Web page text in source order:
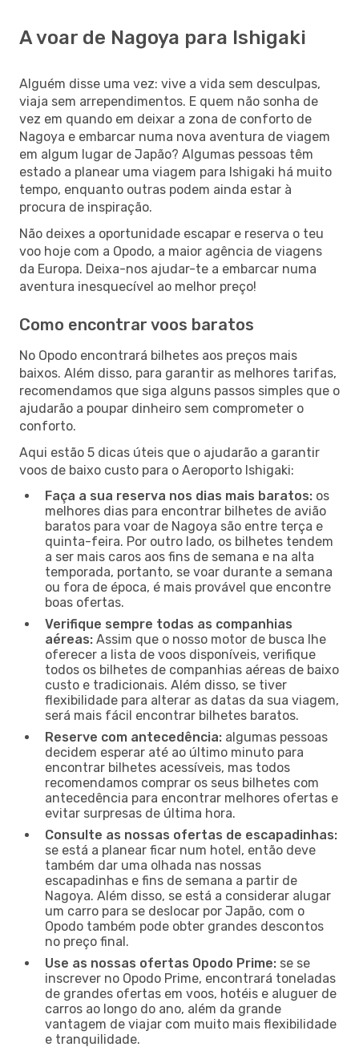
A voar de Nagoya para Ishigaki
Alguém disse uma vez: vive a vida sem desculpas,
viaja sem arrependimentos. E quem não sonha de
vez em quando em deixar a zona de conforto de
Nagoya e embarcar numa nova aventura de viagem
em algum lugar de Japão? Algumas pessoas têm
estado a planear uma viagem para Ishigaki há muito
tempo, enquanto outras podem ainda estar à
procura de inspiração.
Não deixes a oportunidade escapar e reserva o teu
voo hoje com a Opodo, a maior agência de viagens
da Europa. Deixa-nos ajudar-te a embarcar numa
aventura inesquecível ao melhor preço!
Como encontrar voos baratos
No Opodo encontrará bilhetes aos preços mais
baixos. Além disso, para garantir as melhores tarifas,
recomendamos que siga alguns passos simples que o
ajudarão a poupar dinheiro sem comprometer o
conforto.
Aqui estão 5 dicas úteis que o ajudarão a garantir
voos de baixo custo para o Aeroporto Ishigaki:
Faça a sua reserva nos dias mais baratos: os
melhores dias para encontrar bilhetes de avião
baratos para voar de Nagoya são entre terça e
quinta-feira. Por outro lado, os bilhetes tendem
a ser mais caros aos fins de semana e na alta
temporada, portanto, se voar durante a semana
ou fora de época, é mais provável que encontre
boas ofertas.
Verifique sempre todas as companhias
aéreas: Assim que o nosso motor de busca lhe
oferecer a lista de voos disponíveis, verifique
todos os bilhetes de companhias aéreas de baixo
custo e tradicionais. Além disso, se tiver
flexibilidade para alterar as datas da sua viagem,
será mais fácil encontrar bilhetes baratos.
Reserve com antecedência: algumas pessoas
decidem esperar até ao último minuto para
encontrar bilhetes acessíveis, mas todos
recomendamos comprar os seus bilhetes com
antecedência para encontrar melhores ofertas e
evitar surpresas de última hora.
Consulte as nossas ofertas de escapadinhas:
se está a planear ficar num hotel, então deve
também dar uma olhada nas nossas
escapadinhas e fins de semana a partir de
Nagoya. Além disso, se está a considerar alugar
um carro para se deslocar por Japão, com o
Opodo também pode obter grandes descontos
no preço final.
Use as nossas ofertas Opodo Prime: se se
inscrever no Opodo Prime, encontrará toneladas
de grandes ofertas em voos, hotéis e aluguer de
carros ao longo do ano, além da grande
vantagem de viajar com muito mais flexibilidade
e tranquilidade.